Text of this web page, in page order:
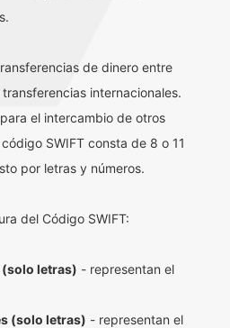
de dinero entre
internacionales.
el intercambio de otros
SWIFT consta de 8 o 11
por letras y números.
del Código SWIFT:
letras) - representan el
(solo letras) - representan el